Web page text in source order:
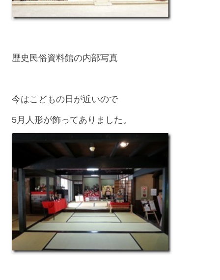
歴史民俗資料館の内部写真
今はこどもの日が近いので
5月人形が飾ってありました。